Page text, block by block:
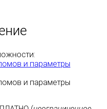
и параметры
и параметры